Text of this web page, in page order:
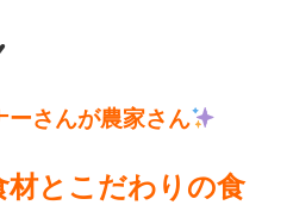
ーさんが農家さん
材とこだわりの食